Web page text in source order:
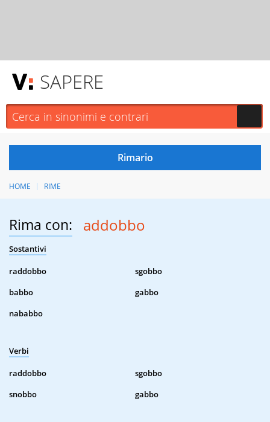
SAPERE
HOME RIME
Rima con: addobbo
Sostantivi
raddobbo
sgobbo
babbo
gabbo
nababbo
Verbi
raddobbo
sgobbo
snobbo
gabbo